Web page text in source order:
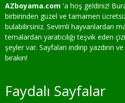
AZboyama.com 'a hoş geldiniz!
birbirinden güzel ve tamamen
bulabilirsiniz. Sevimli hayvanlardan
temalardan yaratıcılığı teşvik eden
şeyler var. Sayfaları indirip yazdırın
bırakın!
Faydalı Sayfalar